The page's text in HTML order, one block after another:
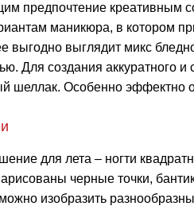
предпочтение креативным
маникюра, в котором
выгодно выглядит микс
Для создания аккуратного
шеллак. Особенно эффектно
для лета – ногти
черные точки,
изобразить